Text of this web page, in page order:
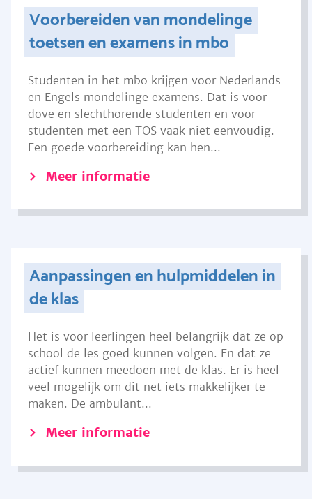
Voorbereiden van mondelinge
toetsen en examens in mbo
Studenten in het mbo krijgen voor Nederlands
en Engels mondelinge examens. Dat is voor
dove en slechthorende studenten en voor
studenten met een TOS vaak niet eenvoudig.
Een goede voorbereiding kan hen...
Meer informatie
Aanpassingen en hulpmiddelen in
de klas
Het is voor leerlingen heel belangrijk dat ze op
school de les goed kunnen volgen. En dat ze
actief kunnen meedoen met de klas. Er is heel
veel mogelijk om dit net iets makkelijker te
maken. De ambulant...
Meer informatie